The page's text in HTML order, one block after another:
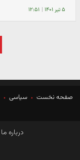
۵ تیر ۱۴۰۱ | ۱۲:۵۱
صفحه نخست سیاسی
درباره ما